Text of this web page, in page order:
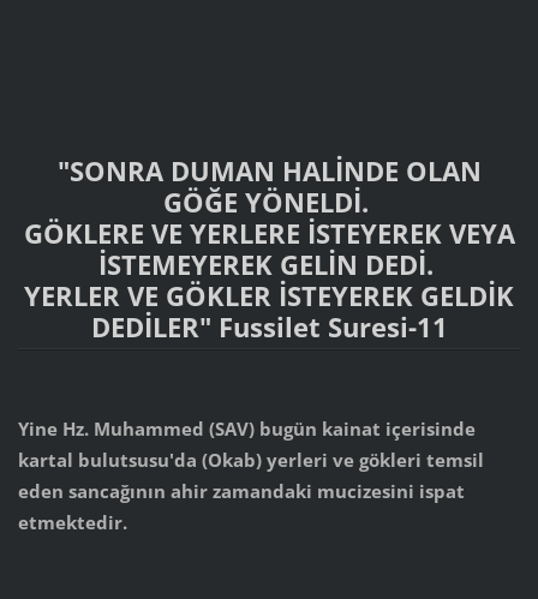
"SONRA DUMAN HALİNDE OLAN
GÖĞE YÖNELDİ.
GÖKLERE VE YERLERE İSTEYEREK VEYA
İSTEMEYEREK GELİN DEDİ.
YERLER VE GÖKLER İSTEYEREK GELDİK
DEDİLER" Fussilet Suresi-11
Yine Hz. Muhammed (SAV) bugün kainat içerisinde
kartal bulutsusu'da (Okab) yerleri ve gökleri temsil
eden sancağının ahir zamandaki mucizesini ispat
etmektedir.